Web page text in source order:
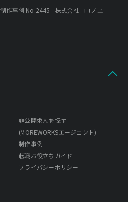
制作事例 No.2445 - 株式会社ココノヱ
非公開求人を探す
(MOREWORKSエージェント)
制作事例
転職お役立ちガイド
プライバシーポリシー